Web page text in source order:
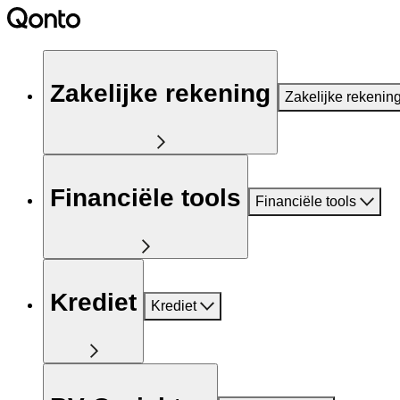
Zakelijke rekening Zakelijke
Financiële tools Financiële tools
Krediet Krediet